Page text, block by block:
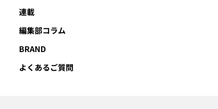
連載
編集部コラム
BRAND
よくあるご質問